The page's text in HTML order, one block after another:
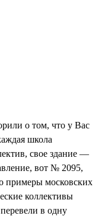
о том, что у Вас
школа
свое здание —
вот № 2095,
примеры московских
коллективы
в одну